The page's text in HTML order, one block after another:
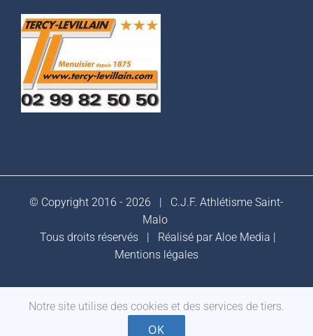
© Copyright 2016 - 2026 | C.J.F. Athlétisme Saint-
Malo
Tous droits réservés | Réalisé parAloe Media
Mentions légales
Facebook
Notre site utilise des cookies et des services de tiers.
OK